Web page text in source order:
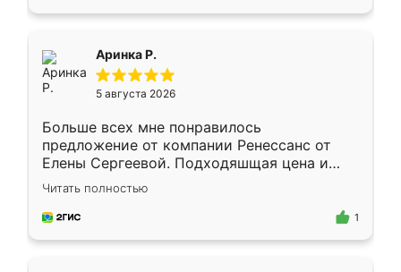
Аринка Р.
5 августа 2026
Больше всех мне понравилось
предложение от компании Ренессанс от
Елены Сергеевой. Подходяшщая цена и
короткие сроки изготовления. Приехавший
для замера сотрудник Владислав
предложил по моему эскизу самый
Читать полностью
1